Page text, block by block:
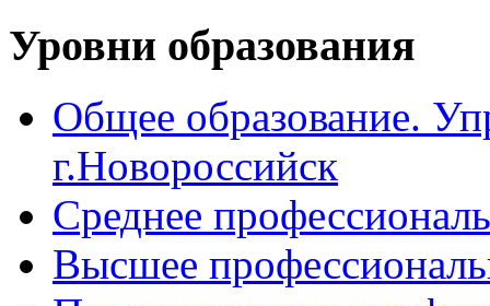
Уровни образования
Общее образование.
г.Новороссийск
Среднее
Высшее